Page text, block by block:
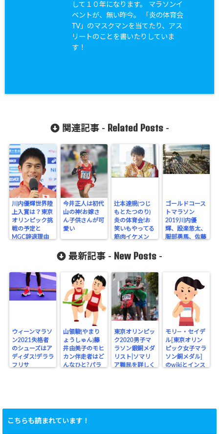
して１０年になります。 マラソンイ
ベントが、無い昨今。 「炎の体育会
TV」のマスクマンを当てたり、アス
リートのことを書いたりしていま
す！
関連記事 - Related Posts-
川内優輝世界陸
上入賞は？東京
オリンピック挑
戦の予定と
MGC辞退理由
今井正人は初代
山の神!お嫁さ
ん子供さんが可
愛い
辻本達規(つじ
もとたつのり)
炎の体育会!お
笑いもやってる
筋肉イケメン
ゴールドコース
トマラソン
2019川内優
輝、設楽悠太、
服部勇馬、佐藤
最新記事 - New Posts -
ウィーンマラソ
ン2021失格者
のシューズはア
ディダス!デララ
フリサ
山領駿(やまり
ょうしゅん)藤
井由美子のモヒ
カン伴走者はど
んなひと?パラ
東京オリンピッ
ク2020男子マ
ラソン銀銅メダ
リスト|ソマリ
ア難民を詳しく
モリ―・セイデ
ル[東京オリン
ピック女子マラ
ソン銅メダル]
のwikiとインス
こちらも読まれています！